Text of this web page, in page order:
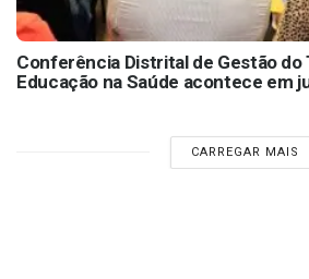
Conferência Distrital de Gestão do
Educação na Saúde acontece em
CARREGAR MAIS